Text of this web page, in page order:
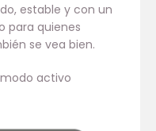
estable y con un
para quienes
se vea bien.
activo